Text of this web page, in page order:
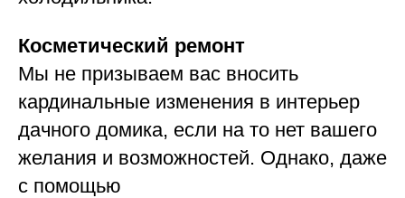
Косметический ремонт
Мы не призываем вас вносить
кардинальные изменения в интерьер
дачного домика, если на то нет вашего
желания и возможностей. Однако, даже
с помощью